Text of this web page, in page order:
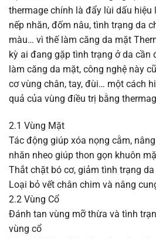
thermage chính là đẩy lùi dấu hiệu
nếp nhăn, đốm nâu, tình trạng da
màu… vì thế làm căng da mặt
kỳ ai đang gặp tình trạng ở da cần
làm căng da mặt, công nghệ này
cơ vùng chân, tay, đùi… một cách
quả của vùng điều trị bằng
2.1 Vùng Mặt
Tác động giúp xóa nọng cằm,
nhăn nheo giúp thon gọn khuôn
Thắt chặt bó cơ, giảm tình trạng
Loại bỏ vết chân chim và nâng
2.2 Vùng Cổ
Đánh tan vùng mỡ thừa và tình
vùng cổ